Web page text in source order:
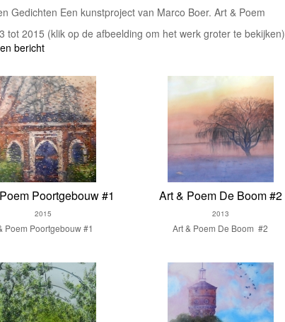
Gedichten Een kunstproject van Marco Boer. Art & Poem
tot 2015 (klik op de afbeelding om het werk groter te bekijken)
bericht
Poortgebouw #1
2015
Poem Poortgebouw #1
Art & Poem De Boom #2
2013
Art & Poem De Boom #2